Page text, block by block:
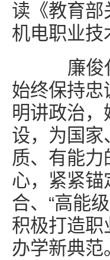
读《教育部
机电职业技
廉俊代
始终保持忠
明讲政治，
设，为国家
质、有能
心，紧紧锚
合、“高能
积极打造职
办学新典范